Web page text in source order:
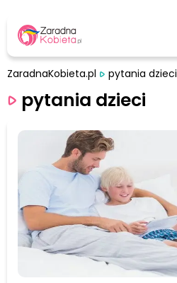
ZaradnaKobieta.pl pytania dzieci
pytania dzieci